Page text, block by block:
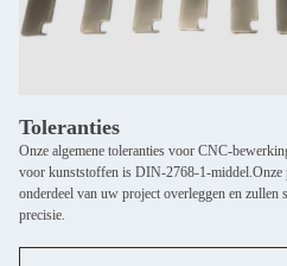
Toleranties
Onze algemene toleranties voor CNC-
voor kunststoffen is DIN-2768-1-middel.Onze
onderdeel van uw project overleggen en zullen
precisie.